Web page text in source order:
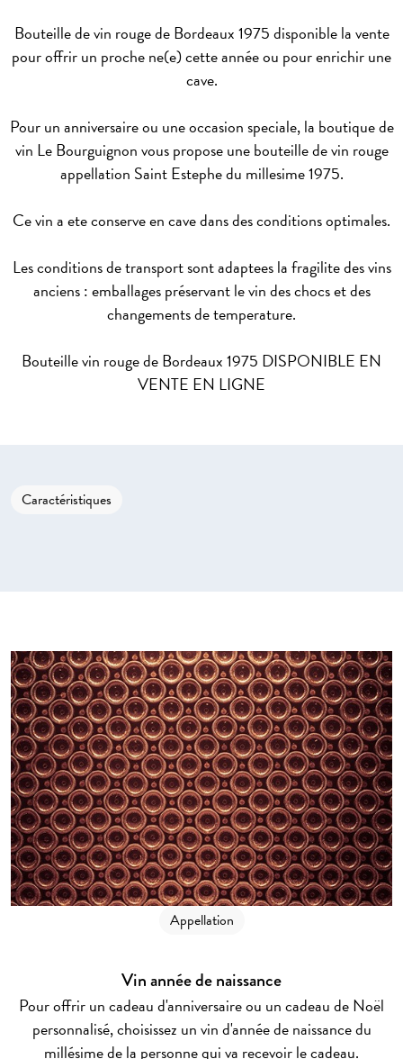
Bouteille de vin rouge de Bordeaux 1975 disponible la vente
pour offrir un proche ne(e) cette année ou pour enrichir une
cave.
Pour un anniversaire ou une occasion speciale, la boutique de
vin Le Bourguignon vous propose une bouteille de vin rouge
appellation Saint Estephe du millesime 1975.
Ce vin a ete conserve en cave dans des conditions optimales.
Les conditions de transport sont adaptees la fragilite des vins
anciens : emballages préservant le vin des chocs et des
changements de temperature.
Bouteille vin rouge de Bordeaux 1975 DISPONIBLE EN
VENTE EN LIGNE
Caractéristiques
Appellation
Vin année de naissance
Pour offrir un cadeau d'anniversaire ou un cadeau de Noël
personnalisé, choisissez un vin d'année de naissance du
millésime de la personne qui va recevoir le cadeau.